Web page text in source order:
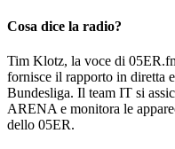
Cosa dice la radio?
Tim Klotz, la voce di
fornisce il rapporto in diretta
Bundesliga. Il team IT si
ARENA e monitora le
dello 05ER.